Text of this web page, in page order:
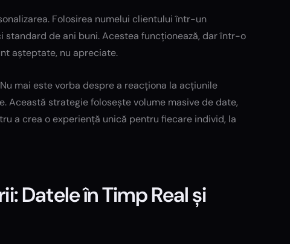
Folosirea numelui clientului într-un
de ani buni. Acestea funcționează, dar într-o
așteptate, nu apreciate.
mai este vorba despre a reacționa la acțiunile
Această strategie folosește volume masive de date,
a crea o experiență unică pentru fiecare individ, la
Datele în Timp Real și